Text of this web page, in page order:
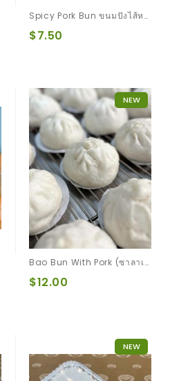
Spicy Pork Bun ขนมปังไส้หมูหยอง
$7.50
NEW
Bao Bun With Pork (ซาลาเปาหมูสับ)
$12.00
NEW